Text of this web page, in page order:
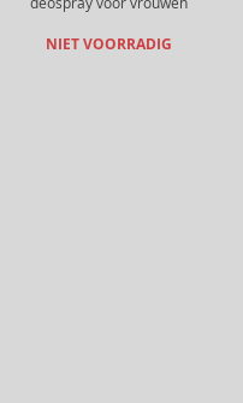
NIET VOORRADIG